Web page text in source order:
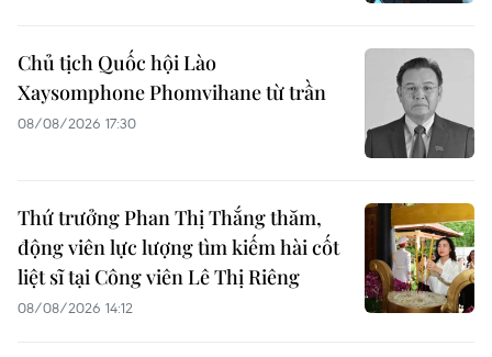
Chủ tịch Quốc hội Lào
Xaysomphone Phomvihane từ trần
08/08/2026 17:30
Thứ trưởng Phan Thị Thắng thăm,
động viên lực lượng tìm kiếm hài cốt
liệt sĩ tại Công viên Lê Thị Riêng
08/08/2026 14:12